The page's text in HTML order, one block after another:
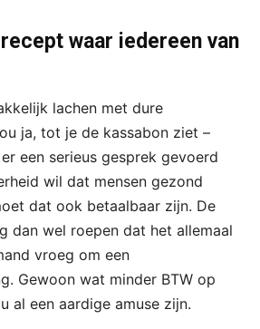
waar iedereen van
lachen met dure
ja, tot je de kassabon ziet –
een serieus gesprek gevoerd
wil dat mensen gezond
dat ook betaalbaar zijn. De
dan wel roepen dat het allemaal
vroeg om een
Gewoon wat minder BTW op
al een aardige amuse zijn.